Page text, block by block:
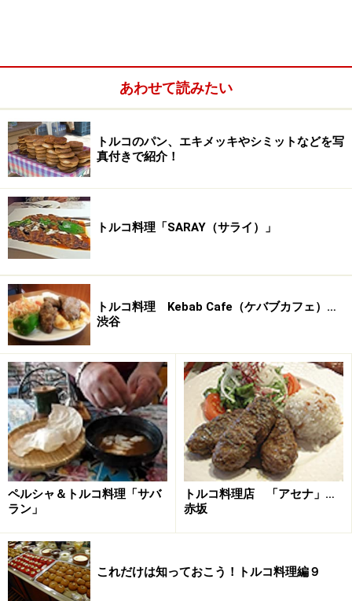
その想いが伝わったのか、お店がオープンしてまもなく
するとファンがつきはじめたのですが、とある事情でや
むなく閉店。
しかし熱烈なファンの激励のもと、今年の3/5に阿佐ヶ
谷にオープンしました。
今回オープンして1ヶ月たってからご紹介するのに至っ
たのは、思い入れが強いお店ほど慎重にならなくては、
という想いがあったので、少し様子をみることにしたの
です。
（後でそんな心配は無用だったとおもうはめになったの
ですが・・・）
写真右上は、メゼの盛り合わせ（カルシュクメゼ）
写真左下は、トルコ風ラビオリ（マントゥ）
※記事内容は執筆時点のものです。最新の内容をご確認くださ
い。
※メニューや料金などのデータは、取材時または記事公開時点で
の内容です。
あわせて読みたい
トルコのパン、エキメッキやシミットなどを写
真付きで紹介！
トルコ料理「SARAY（サライ）」
トルコ料理 Kebab Cafe（ケバブカフェ）…
渋谷
ペルシャ＆トルコ料理「サバ
ラン」
トルコ料理店 「アセナ」…
赤坂
これだけは知っておこう！トルコ料理編９